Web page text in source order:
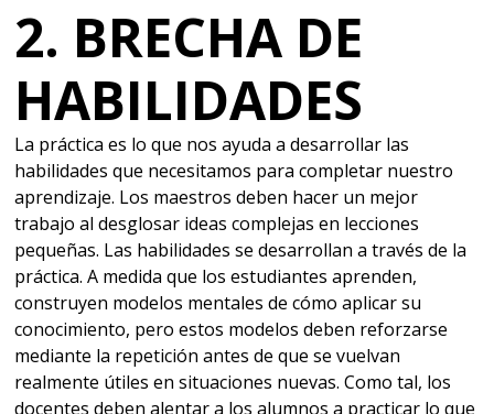
2. BRECHA DE
HABILIDADES
La práctica es lo que nos ayuda a desarrollar las
habilidades que necesitamos para completar nuestro
aprendizaje. Los maestros deben hacer un mejor
trabajo al desglosar ideas complejas en lecciones
pequeñas. Las habilidades se desarrollan a través de la
práctica. A medida que los estudiantes aprenden,
construyen modelos mentales de cómo aplicar su
conocimiento, pero estos modelos deben reforzarse
mediante la repetición antes de que se vuelvan
realmente útiles en situaciones nuevas. Como tal, los
docentes deben alentar a los alumnos a practicar lo que